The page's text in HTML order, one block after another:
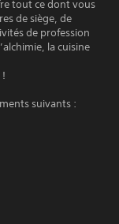
tout ce dont vous
de siège, de
de profession
la cuisine
suivants :